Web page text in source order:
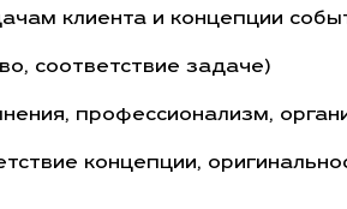
клиента и концепции
соответствие задаче)
профессионализм,
концепции,